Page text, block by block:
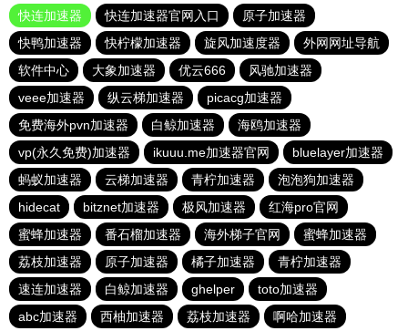
快连加速器
快连加速器官网入口
原子加速器
快鸭加速器
快柠檬加速器 旋风加速度器
外网网址导航
软件中心
大象加速器 优云666
风驰加速器
veee加速器
纵云梯加速器
picacg加速器
免费海外pvn加速器
白鲸加速器
海鸥加速器
vp(永久免费)加速器
ikuuu.me加速器官网
bluelayer加速器
蚂蚁加速器
云梯加速器 青柠加速器
泡泡狗加速器
hidecat
bitznet加速器 极风加速器
红海pro官网
蜜蜂加速器
番石榴加速器 海外梯子官网
蜜蜂加速器
荔枝加速器
原子加速器 橘子加速器
青柠加速器
速连加速器
白鲸加速器 ghelper
toto加速器
abc加速器
西柚加速器 荔枝加速器 啊哈加速器